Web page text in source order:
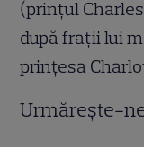
(prinţul
după fraţii lui
prinţesa
Urmărește-